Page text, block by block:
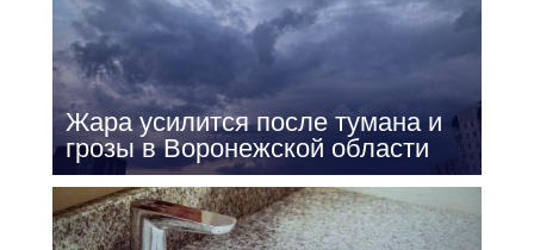
Жара усилится после тумана и
грозы в Воронежской области